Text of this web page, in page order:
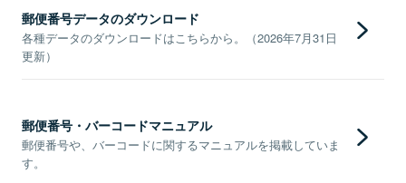
郵便番号データのダウンロード
各種データのダウンロードはこちらから。（2026年7月31日
更新）
郵便番号・バーコードマニュアル
郵便番号や、バーコードに関するマニュアルを掲載していま
す。